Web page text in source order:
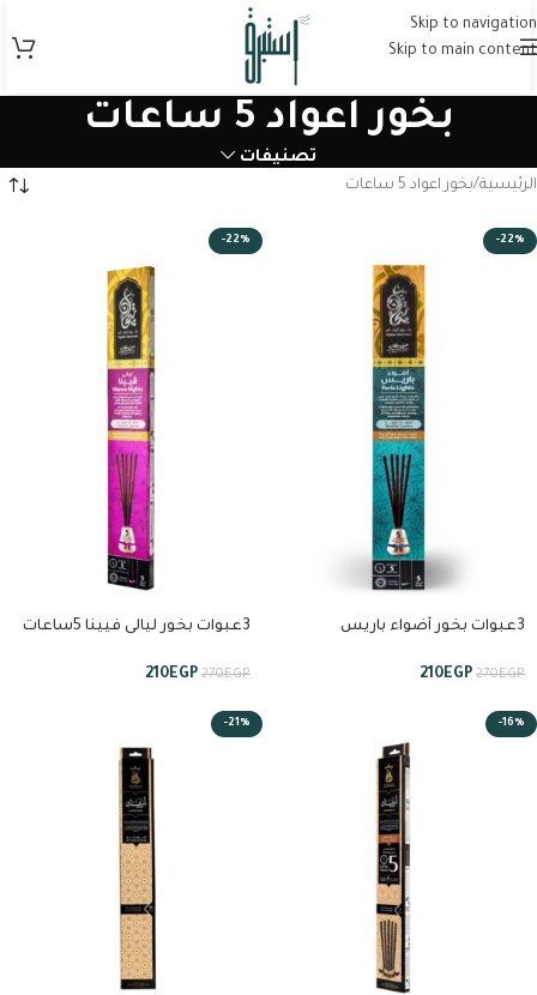
Skip to navigation
Skip to main content
بخور اعواد 5 ساعات
تصنيفات
الرئيسية بخور اعواد 5 ساعات
-22%
3عبوات بخور أضواء باريس
270EGP
210EGP
-22%
3عبوات بخور ليالى فيينا 5ساعات
270EGP
210EGP
-16%
-21%